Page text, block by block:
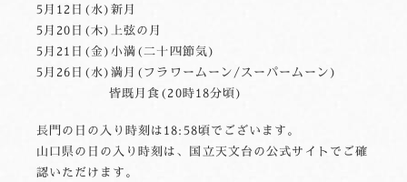
5月12日(水)新月
5月20日(木)上弦の月
5月21日(金)小満(二十四節気)
5月26日(水)満月(フラワームーン/スーパームーン)
皆既月食(20時18分頃)
長門の日の入り時刻は18:58頃でございます。
山口県の日の入り時刻は、国立天文台の公式サイトでご確
認いただけます。